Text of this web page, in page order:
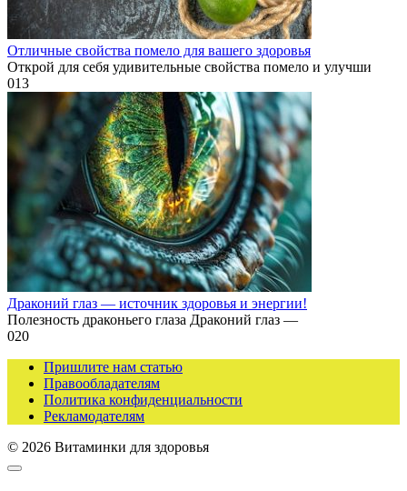
Отличные свойства помело для вашего здоровья
Открой для себя удивительные свойства помело и улучши
013
Драконий глаз — источник здоровья и энергии!
Полезность драконьего глаза Драконий глаз —
020
Пришлите нам статью
Правообладателям
Политика конфиденциальности
Рекламодателям
© 2026 Витаминки для здоровья